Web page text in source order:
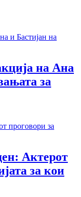
на Ана
за
Актерот
за кои